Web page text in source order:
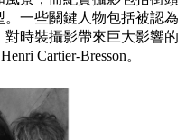
一些關鍵人物包括被認為
對時裝攝影帶來巨大影響的
Cartier-Bresson。